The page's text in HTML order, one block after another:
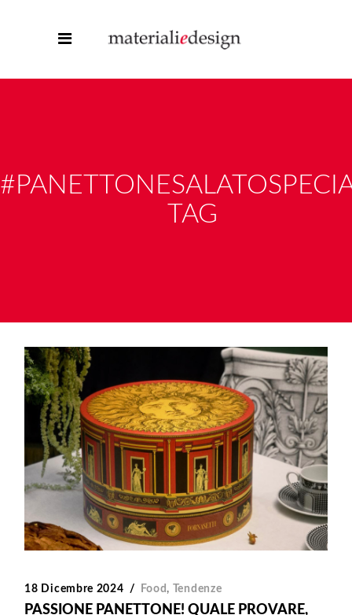
TAG
18 Dicembre 2024 Food, Tendenze
PASSIONE PANETTONE! QUALE PROVARE,